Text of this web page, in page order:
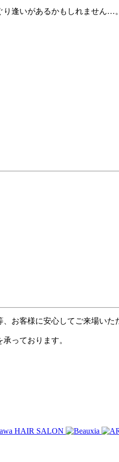
逢いがあるかもしれません…。
お客様に安心してご来場いた
っております。